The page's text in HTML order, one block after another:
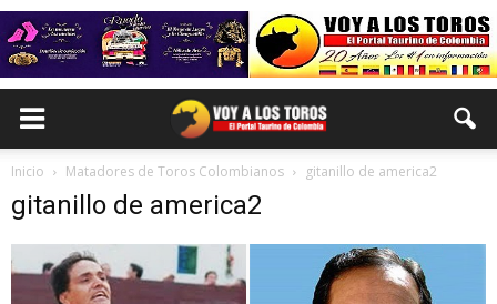
Inicio Matadores de Toros Colombianos gitanillo de america2
gitanillo de america2